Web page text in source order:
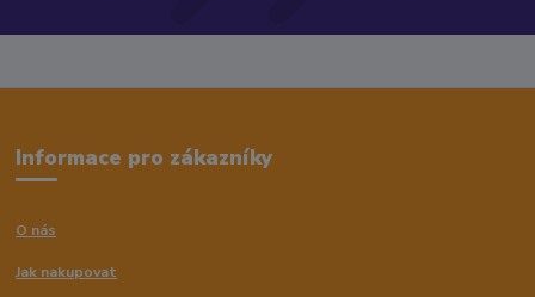
Informace pro zákazníky
O nás
Jak nakupovat